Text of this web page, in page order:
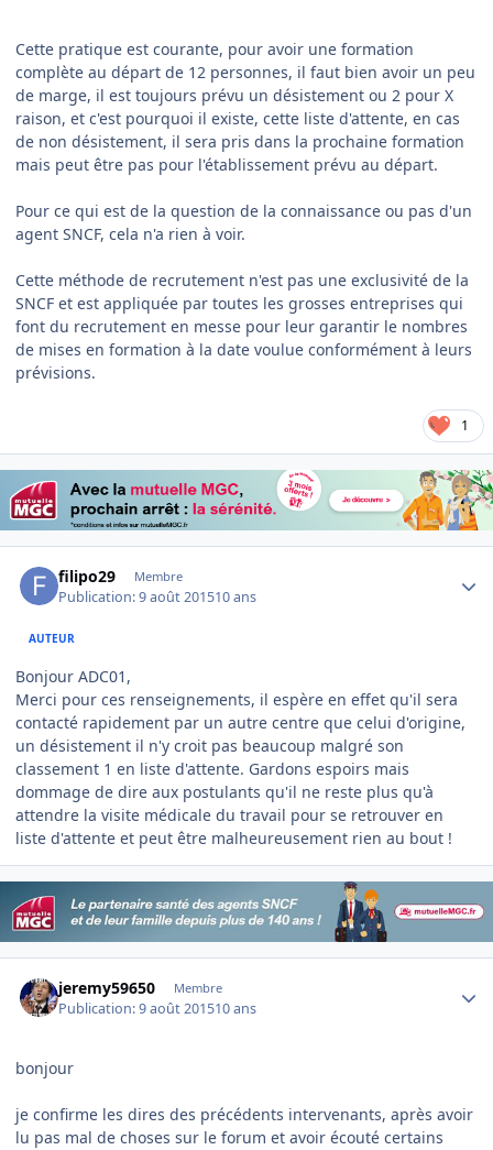
Cette pratique est courante, pour avoir une formation
complète au départ de 12 personnes, il faut bien avoir un peu
de marge, il est toujours prévu un désistement ou 2 pour X
raison, et c'est pourquoi il existe, cette liste d'attente, en cas
de non désistement, il sera pris dans la prochaine formation
mais peut être pas pour l'établissement prévu au départ.
Pour ce qui est de la question de la connaissance ou pas d'un
agent SNCF, cela n'a rien à voir.
Cette méthode de recrutement n'est pas une exclusivité de la
SNCF et est appliquée par toutes les grosses entreprises qui
font du recrutement en messe pour leur garantir le nombres
de mises en formation à la date voulue conformément à leurs
prévisions.
1
filipo29 Membre
Publication:9 août 201510 ans
AUTEUR
Bonjour ADC01,
Merci pour ces renseignements, il espère en effet qu'il sera
contacté rapidement par un autre centre que celui d'origine,
un désistement il n'y croit pas beaucoup malgré son
classement 1 en liste d'attente. Gardons espoirs mais
dommage de dire aux postulants qu'il ne reste plus qu'à
attendre la visite médicale du travail pour se retrouver en
liste d'attente et peut être malheureusement rien au bout !
jeremy59650 Membre
Publication:9 août 201510 ans
bonjour
je confirme les dires des précédents intervenants, après avoir
lu pas mal de choses sur le forum et avoir écouté certains